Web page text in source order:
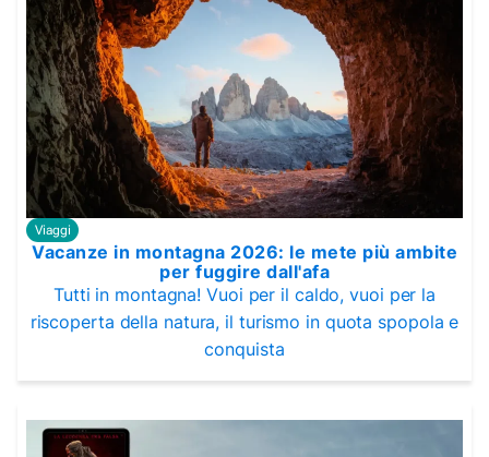
Viaggi
Vacanze in montagna 2026: le mete più ambite
per fuggire dall'afa
Tutti in montagna! Vuoi per il caldo, vuoi per la
riscoperta della natura, il turismo in quota spopola e
conquista